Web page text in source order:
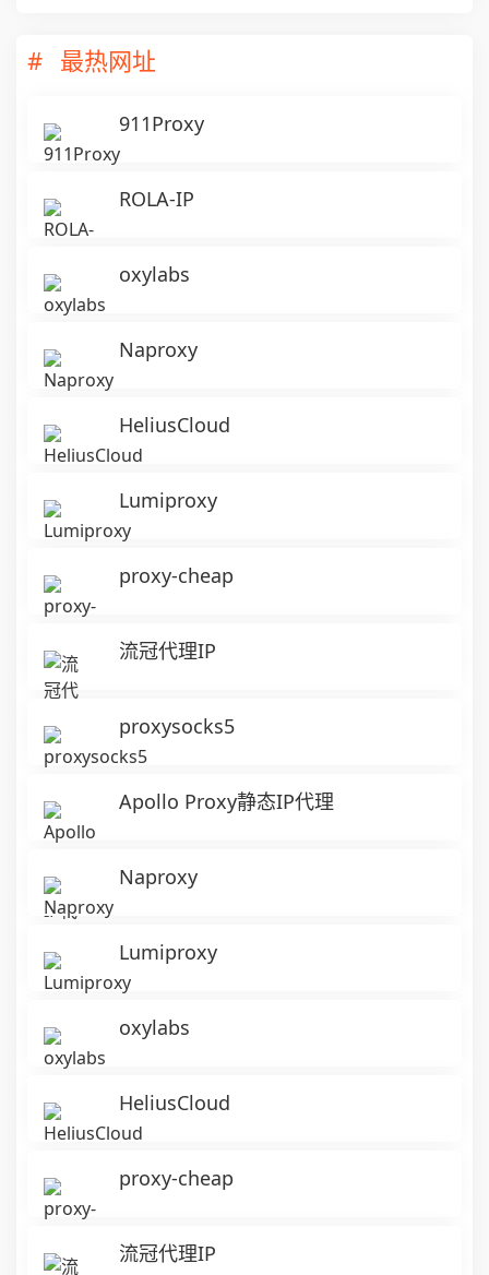
最热网址
911Proxy
ROLA-IP
oxylabs
Naproxy
HeliusCloud
Lumiproxy
proxy-cheap
流冠代理IP
proxysocks5
Apollo Proxy静态IP代理
Naproxy
Lumiproxy
oxylabs
HeliusCloud
proxy-cheap
流冠代理IP